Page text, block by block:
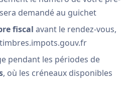
demandé au guichet
fiscal avant le rendez-vous,
pendant les périodes de
, où les créneaux disponibles